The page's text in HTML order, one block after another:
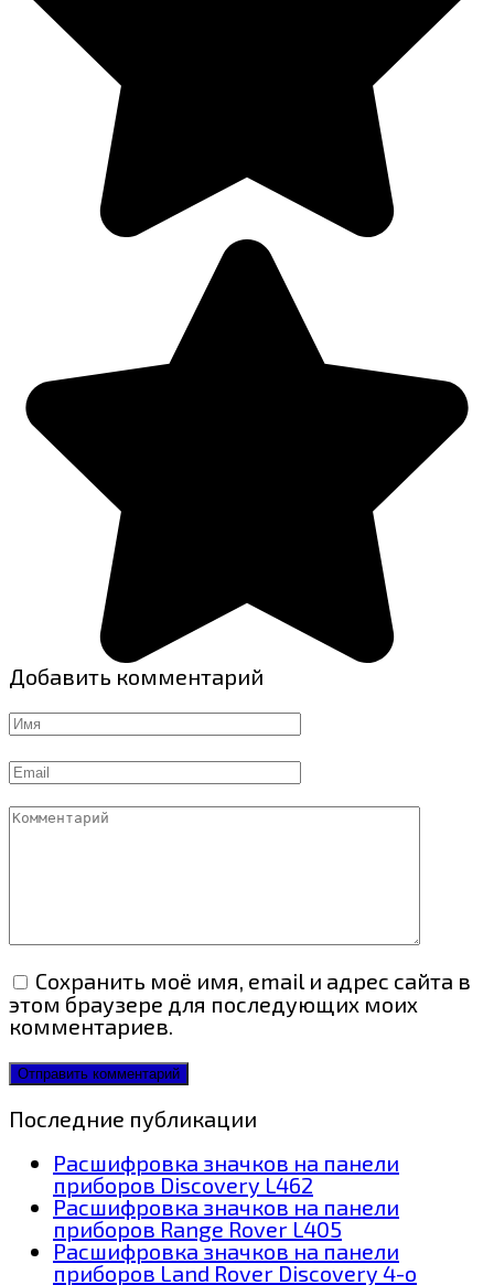
Добавить комментарий
Имя
Email
Комментарий
Сохранить моё имя, email и адрес сайта в
этом браузере для последующих моих
комментариев.
Последние публикации
Расшифровка значков на панели
приборов Discovery L462
Расшифровка значков на панели
приборов Range Rover L405
Расшифровка значков на панели
приборов Land Rover Discovery 4-о